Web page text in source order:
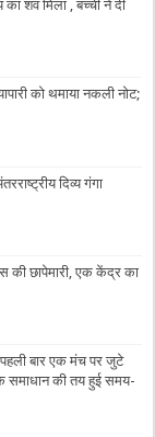
का शव मिला , बच्ची ने दी
को थमाया नकली नोट;
दिव्य गंगा
की छापेमारी, एक केंद्र का
पहली बार एक मंच पर जुटे
के समाधान की तय हुई समय-